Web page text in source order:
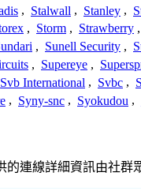
, Stalwall , Stanley ,
, Storm , Strawberry ,
, Sunell Security ,
, Supereye ,
Svb International , Svbc ,
, Syny-snc , Syokudou ,
的連線詳細資訊由社